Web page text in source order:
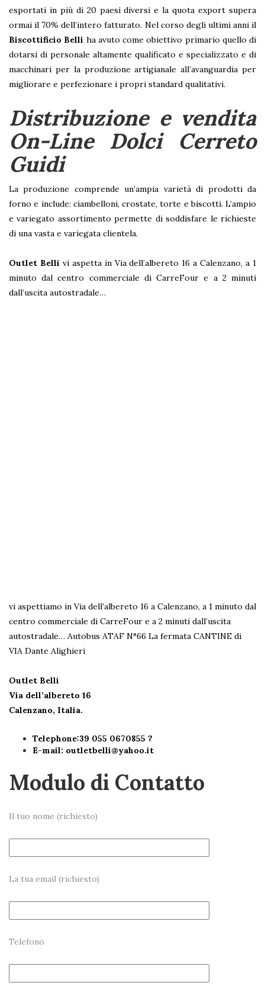
esportati in più di 20 paesi diversi e la quota export supera
ormai il 70% dell’intero fatturato. Nel corso degli ultimi anni il
Biscottificio Belli ha avuto come obiettivo primario quello di
dotarsi di personale altamente qualificato e specializzato e di
macchinari per la produzione artigianale all’avanguardia per
migliorare e perfezionare i propri standard qualitativi.
Distribuzione e vendita
On-Line Dolci Cerreto
Guidi
La produzione comprende un’ampia varietà di prodotti da
forno e include: ciambelloni, crostate, torte e biscotti. L’ampio
e variegato assortimento permette di soddisfare le richieste
di una vasta e variegata clientela.
Outlet Belli vi aspetta in Via dell’albereto 16 a Calenzano, a 1
minuto dal centro commerciale di CarreFour e a 2 minuti
dall’uscita autostradale…
vi aspettiamo in Via dell’albereto 16 a Calenzano, a 1 minuto dal
centro commerciale di CarreFour e a 2 minuti dall’uscita
autostradale… Autobus ATAF N°66 La fermata CANTINE di
VIA Dante Alighieri
Outlet Belli
Via dell’albereto 16
Calenzano, Italia.
Telephone:39 055 0670855 ?
E-mail: outletbelli@yahoo.it
Modulo di Contatto
Il tuo nome (richiesto)
La tua email (richiesto)
Telefono